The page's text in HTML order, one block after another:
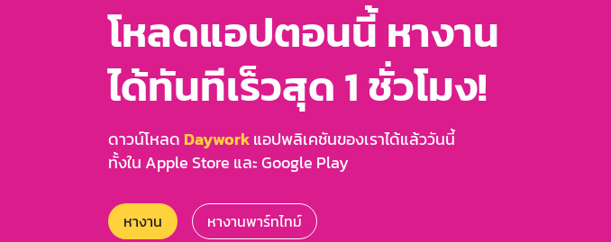
โหลดแอปตอนนี้ หางาน
ได้ทันทีเร็วสุด 1 ชั่วโมง!
ดาวน์โหลด Dayworkแอปพลิเคชันของเราได้แล้ววันนี้
ทั้งใน Apple Store และ Google Play
หางาน หางานพาร์ทไทม์